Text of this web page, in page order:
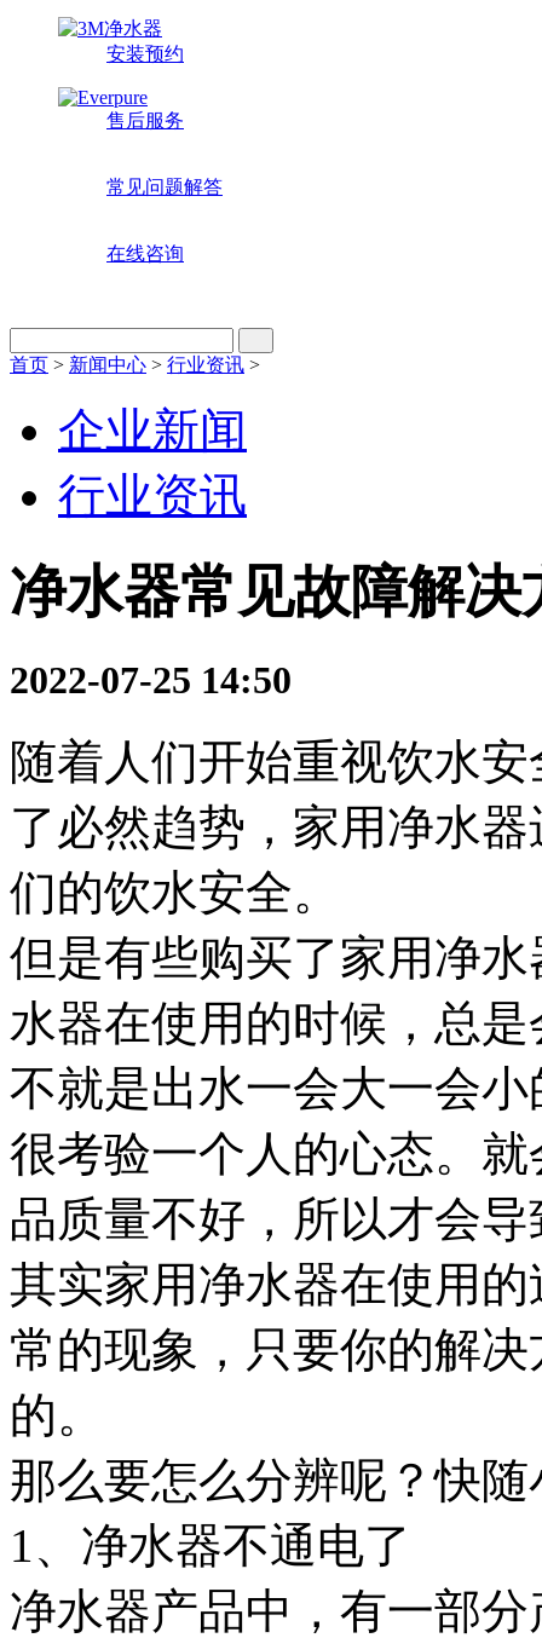
安装预约
售后服务
常见问题解答
在线咨询
首页 > 新闻中心 > 行业资讯 >
企业新闻
行业资讯
净水器常见故障解
2022-07-25 14:50
随着人们开始重视饮水
了必然趋势，家用净水
们的饮水安全。
但是有些购买了家用净
水器在使用的时候，总
不就是出水一会大一会
很考验一个人的心态。
品质量不好，所以才会
其实家用净水器在使用
常的现象，只要你的解
的。
那么要怎么分辨呢？快
1、净水器不通电了
净水器产品中，有一部